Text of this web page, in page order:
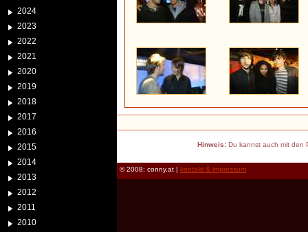
2024
2023
2022
2021
2020
2019
2018
2017
2016
2015
2014
2013
2012
2011
2010
Hinweis:Du kannst auch mit den
© 2008: conny.at | kontakt & impressum